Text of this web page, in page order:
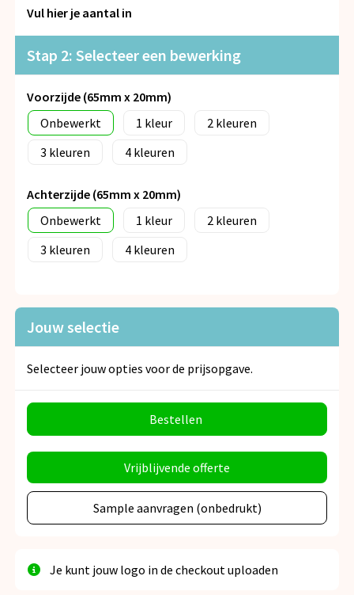
Snoepgoed
Spellen voor binnen en buiten
Vrije tijd en Strand
Vul hier je aantal in
Stap 2: Selecteer een bewerking
Voorzijde (65mm x 20mm)
Onbewerkt
1
2
3
4
Achterzijde (65mm x 20mm)
Onbewerkt
1
2
3
4
Jouw selectie
Selecteer jouw opties voor de prijsopgave.
Bestellen
Vrijblijvende offerte
Sample aanvragen (onbedrukt)
Je kunt jouw logo in de checkout uploaden